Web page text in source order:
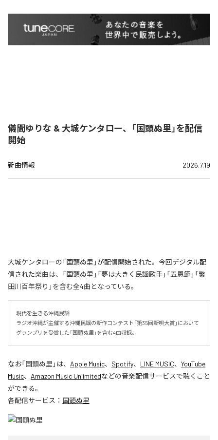
儀間ゆりな & 大城ケンタロー、「国頭ぬ里」を配信
開始
新曲情報 2026.7.19
大城ケンタローの「国頭ぬ里」が配信開始された。今回デジタル配
信された楽曲は、「国頭ぬ里」「夢は大きく民謡歌手」「五恩節」「繁
田川百年祭り」を含む全4曲となっている。
現代を生きる沖縄民謡
ラジオ沖縄が主催する沖縄民謡の新作コンテスト「第35回新唄大賞」において
グランプリを受賞した「国頭ぬ里」を含む4曲収録。
なお「国頭ぬ里 」は、 Apple Music、 Spotify、 LINE MUSIC、 YouTube
Music、 Amazon Music Unlimitedなどの音楽配信サービスで聴くこと
ができる。
各配信サービス： 国頭ぬ里